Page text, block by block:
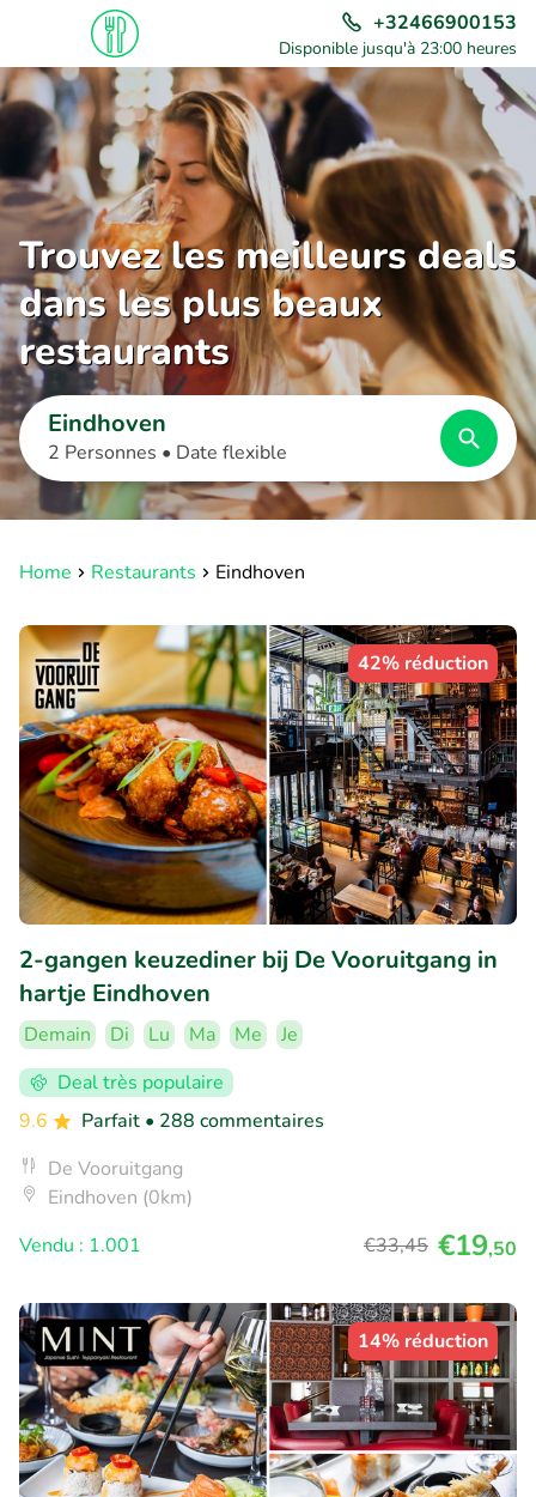
+32466900153
Disponible jusqu'à 23:00 heures
Trouvez les meilleurs deals
dans les plus beaux
restaurants
Eindhoven
2 Personnes • Date flexible
Home Restaurants Eindhoven
42% réduction
2-gangen keuzediner bij De Vooruitgang in
hartje Eindhoven
Demain Di Lu Ma Me
Je
Deal très populaire
9.6
Parfait • 288 commentaires
De Vooruitgang
Eindhoven (0km)
Vendu : 1.001
€33,45 €19,50
14% réduction